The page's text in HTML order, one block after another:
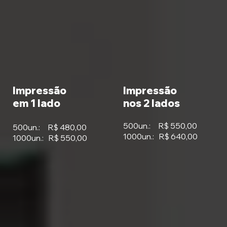
Impressão
em 1 lado
500un.: R$ 480,00
1000un.: R$ 550,00
Impressão
nos 2 lados
500un.: R$ 550,00
1000un.: R$ 640,00